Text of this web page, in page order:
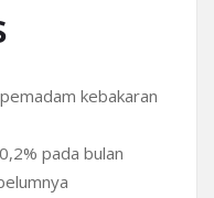
kebakaran
pada bulan